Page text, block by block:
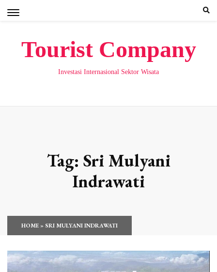
Tourist Company
Investasi Internasional Sektor Wisata
Tag: Sri Mulyani
Indrawati
HOME»SRI MULYANI INDRAWATI